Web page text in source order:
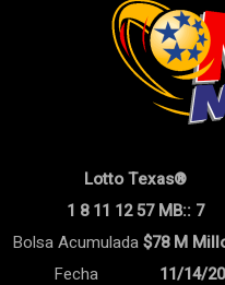
Lotto Texas®
1 8 11 12 57 MB:: 7
Bolsa Acumulada$78 M
Fecha
11/14/